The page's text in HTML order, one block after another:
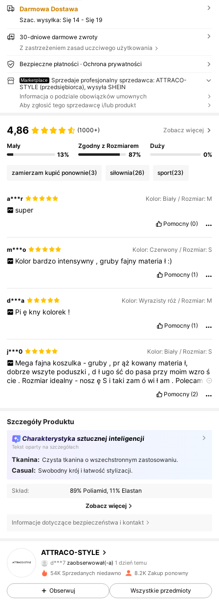
Darmowa Dostawa
Szac. wysyłka: Się 14 - Się 19
30-dniowe darmowe zwroty
Z zastrzeżeniem zasad uczciwego użytkowania
Bezpieczne płatności · Ochrona prywatności
Marketplace
Sprzedaje profesjonalny sprzedawca: ATTRACO-
STYLE (przedsiębiorca), wysyła SHEIN
Informacja o podziale obowiązków umownych
Aby zgłosić tego sprzedawcę i/lub produkt
4,86 (1000+) Zobacz więcej
Mały
13%
Zgodny z Rozmiarem
87%
Duży
0%
zamierzam kupić ponownie(3) siłownia(26) sport(23)
a***r Kolor: Biały / Rozmiar: M
super
Pomocny (0)
m***o Kolor: Czerwony / Rozmiar: S
Kolor bardzo intensywny , gruby fajny materia ł :)
Pomocny (1)
d***a Kolor: Wyrazisty róż / Rozmiar: M
Pi ę kny kolorek !
Pomocny (1)
j***0 Kolor: Biały / Rozmiar: S
Mega fajna koszulka - gruby , pr ąż kowany materia ł,
dobrzewszyte poduszki ,dł ugośćdo pasa przy moimwzroś
cie . Rozmiar idealny - noszę S itaki zamówiłam . Polecam -i
Pomocny (2)
Szczegóły Produktu
Charakterystyka sztucznej inteligencji
Tekst oparty na szczegółach
Tkanina: Czysta tkanina o wszechstronnym zastosowaniu.
Casual: Swobodny krój i łatwość stylizacji.
Skład: 89% Poliamid, 11% Elastan
Zobacz więcej
Informacje dotyczące bezpieczeństwa i kontakt
ATTRACO-STYLE
d***7zaobserwował(-a)
s***6przegląda
4,77
699 Obserwujący
54K Sprzedanych niedawno 8.2K Zakup ponowny
Obserwuj Wszystkie przedmioty